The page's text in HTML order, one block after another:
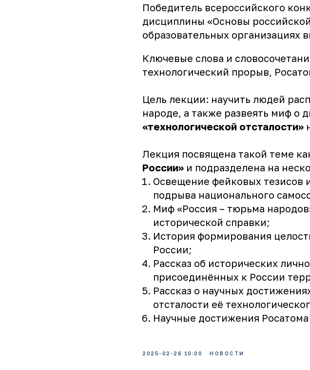
Победитель всероссийского
дисциплины «Основы
образовательных организациях
Ключевые слова и
технологический прорыв,
Цель лекции: научить людей
народе, а также развеять миф о
«технологической отсталости»
Лекция посвящена такой теме
России» и подразделена на
Освещение фейковых тезисов
подрыва национального
Миф «Россия – тюрьма
исторической справки;
История формирования
России;
Рассказ об исторических
присоединённых к России
Рассказ о научных
отсталости её
Научные достижения Росатома
2025-02-26 10:00 НОВОСТИ